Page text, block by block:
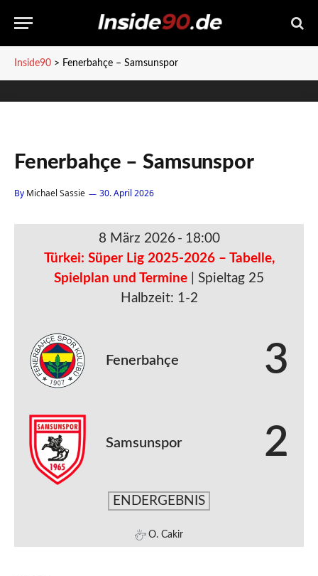
Inside90 > Fenerbahçe – Samsunspor
Fenerbahçe – Samsunspor
By Michael Sassie 30. April 2026
8 März 2026 - 18:00
Türkei: Süper Lig 2025-2026 – Tabelle,
Spielplan und Termine
| Spieltag 25
Halbzeit: 1-2
Fenerbahçe 3
Samsunspor 2
ENDERGEBNIS
O. Cakir